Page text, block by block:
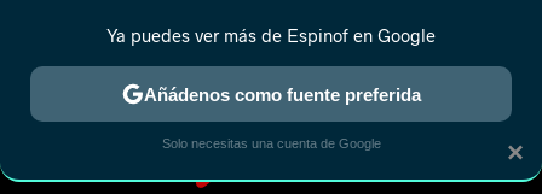
×
Ya puedes ver más de Espinof en Google
Añádenos como fuente preferida
Solo necesitas una cuenta de Google